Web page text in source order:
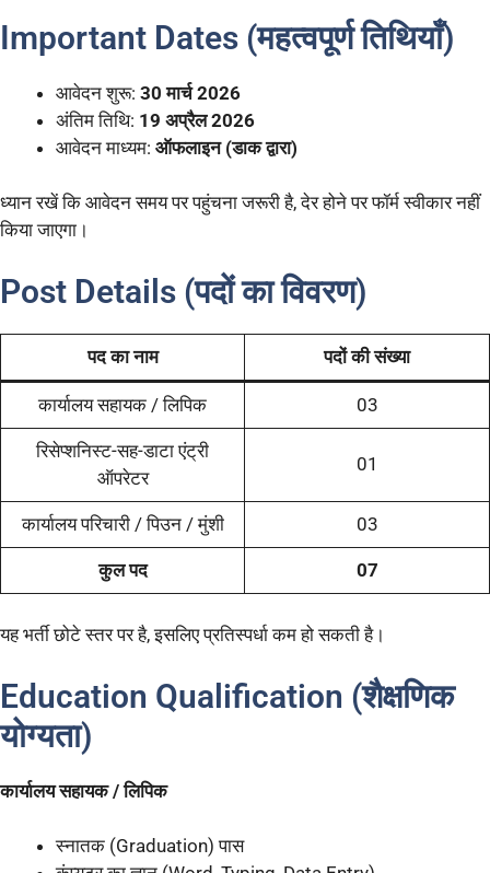
Important Dates (महत्वपूर्ण तिथियाँ)
आवेदन शुरू: 30 मार्च 2026
अंतिम तिथि: 19 अप्रैल 2026
आवेदन माध्यम: ऑफलाइन (डाक द्वारा)
ध्यान रखें कि आवेदन समय पर पहुंचना जरूरी है, देर होने पर फॉर्म स्वीकार नहीं
किया जाएगा।
Post Details (पदों का विवरण)
पद का नाम पदों की संख्या
कार्यालय सहायक / लिपिक 03
रिसेप्शनिस्ट-सह-डाटा एंट्री
ऑपरेटर
01
कार्यालय परिचारी / पिउन / मुंशी 03
कुल पद 07
यह भर्ती छोटे स्तर पर है, इसलिए प्रतिस्पर्धा कम हो सकती है।
Education Qualification (शैक्षणिक
योग्यता)
कार्यालय सहायक / लिपिक
स्नातक (Graduation) पास